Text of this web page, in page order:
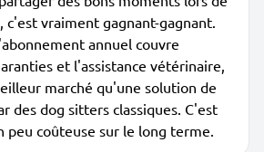
c'est vraiment gagnant-gagnant.
annuel couvre
et l'assistance vétérinaire,
marché qu'une solution de
des dog sitters classiques. C'est
peu coûteuse sur le long terme.